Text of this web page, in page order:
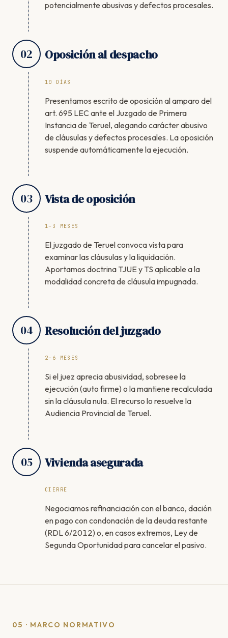
potencialmente abusivas y defectos procesales.
02 Oposición al despacho
10 DÍAS
Presentamos escrito de oposición al amparo del
art. 695 LEC ante el Juzgado de Primera
Instancia de Teruel, alegando carácter abusivo
de cláusulas y defectos procesales. La oposición
suspende automáticamente la ejecución.
03 Vista de oposición
1–3 MESES
El juzgado de Teruel convoca vista para
examinar las cláusulas y la liquidación.
Aportamos doctrina TJUE y TS aplicable a la
modalidad concreta de cláusula impugnada.
04 Resolución del juzgado
2–6 MESES
Si el juez aprecia abusividad, sobresee la
ejecución (auto firme) o la mantiene recalculada
sin la cláusula nula. El recurso lo resuelve la
Audiencia Provincial de Teruel.
05 Vivienda asegurada
CIERRE
Negociamos refinanciación con el banco, dación
en pago con condonación de la deuda restante
(RDL 6/2012) o, en casos extremos, Ley de
Segunda Oportunidad para cancelar el pasivo.
05 · MARCO NORMATIVO